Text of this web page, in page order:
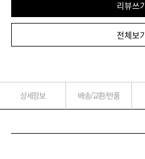
리뷰쓰기
전체보기
상세정보 배송/교환/반품